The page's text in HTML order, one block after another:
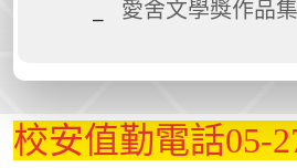
愛舍文學獎作品集
校安值勤電話05-